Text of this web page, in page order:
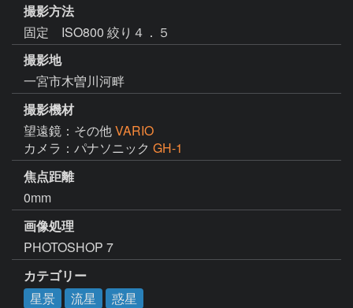
撮影方法
固定 ISO800 絞り４．５
撮影地
一宮市木曽川河畔
撮影機材
望遠鏡：その他VARIO
カメラ：パナソニック GH-1
焦点距離
0mm
画像処理
PHOTOSHOP 7
カテゴリー
星景
流星
惑星